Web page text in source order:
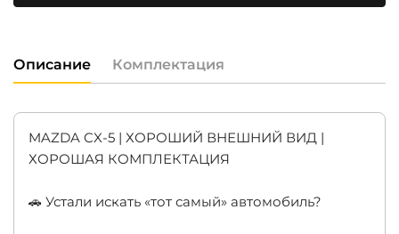
Описание Комплектация
MAZDA CX-5 | ХОРОШИЙ ВНЕШНИЙ ВИД |
ХОРОШАЯ КОМПЛЕКТАЦИЯ
🚗 Устали искать «тот самый» автомобиль?